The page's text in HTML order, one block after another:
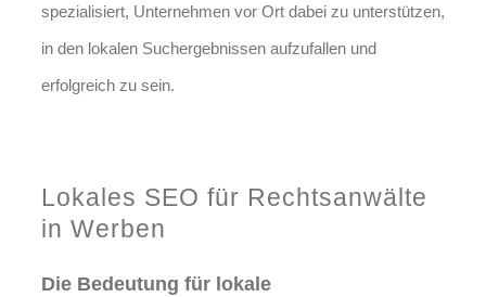
spezialisiert, Unternehmen vor Ort dabei zu unterstützen,
in den lokalen Suchergebnissen aufzufallen und
erfolgreich zu sein.
Lokales SEO für Rechtsanwälte
in Werben
Die Bedeutung für lokale